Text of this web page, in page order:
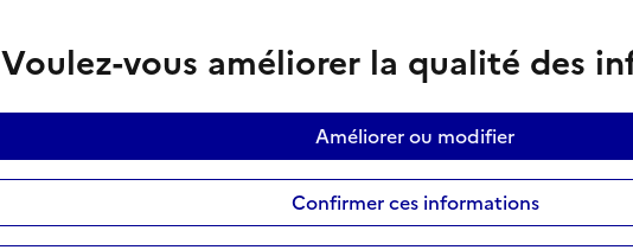
Voulez-vous améliorer la qualité des
Améliorer ou modifier
Confirmer ces informations